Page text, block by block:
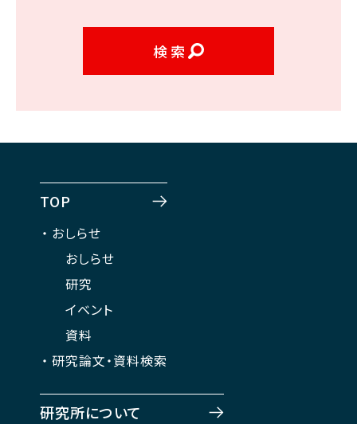
検索
TOP
おしらせ
おしらせ
研究
イベント
資料
研究論文・資料検索
研究所について